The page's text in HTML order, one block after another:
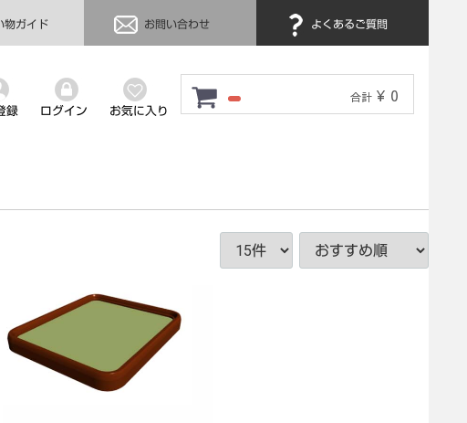
物ガイド お問い合わせ よくあるご質問
合計 ¥ 0
録 ログイン お気に入り